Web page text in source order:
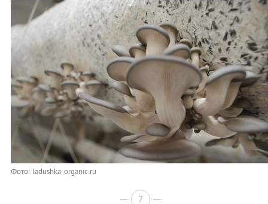
Фото: ladushka-organic.ru
7